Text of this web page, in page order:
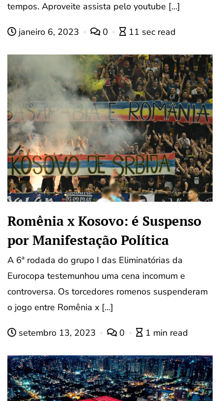
tempos. Aproveite assista pelo youtube […]
janeiro 6, 2023 0 11 sec read
Romênia x Kosovo: é Suspenso
por Manifestação Política
A 6ª rodada do grupo I das Eliminatórias da
Eurocopa testemunhou uma cena incomum e
controversa. Os torcedores romenos suspenderam
o jogo entre Romênia x […]
setembro 13, 2023 0 1 min read